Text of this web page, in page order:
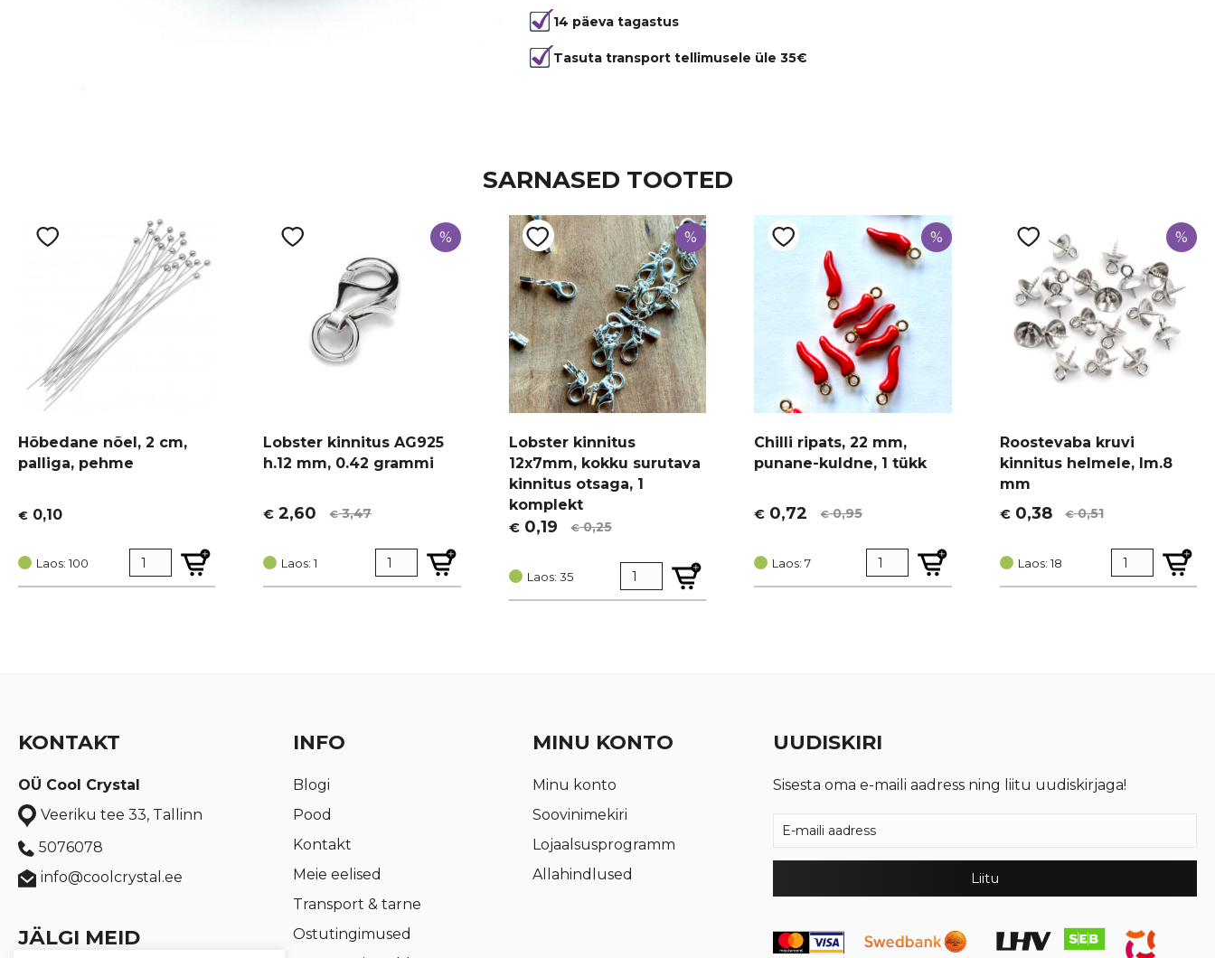
kogus
14 päeva tagastus
Tasuta transport tellimusele üle 35€
SARNASED TOOTED
Hõbedane nõel, 2 cm,
palliga, pehme
€ 0,10
Laos: 100
%
Lobster kinnitus AG925
h.12 mm, 0.42 grammi
€3,47
Algne
oli:
€ 3,47.
€ 2,60
Current
is:
€ 2,60.
Laos: 1
%
Lobster kinnitus
12x7mm, kokku surutava
kinnitus otsaga, 1
komplekt
€0,25
Algne
oli:
€ 0,25.
€0,19
Current
is:
€ 0,19.
Laos: 35
%
Chilli ripats, 22 mm,
punane-kuldne, 1 tükk
€0,95
Algne
oli:
€ 0,95.
€ 0,72
Current
is:
€ 0,72.
Laos: 7
%
Roostevaba kruvi
kinnitus helmele, lm.8
mm
€0,51
Algne
oli:
€ 0,51.
€0,38
Current
is:
€ 0,38.
Laos: 18
KONTAKT
OÜ Cool Crystal
Veeriku tee 33, Tallinn
5076078
info@coolcrystal.ee
JÄLGI MEID
INFO
Blogi
Pood
Kontakt
Meie eelised
Transport & tarne
Ostutingimused
MINU KONTO
Minu konto
Soovinimekiri
Lojaalsusprogramm
Allahindlused
UUDISKIRI
Sisesta oma e-maili aadress ning liitu uudiskirjaga!